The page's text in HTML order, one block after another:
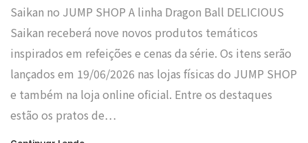
Saikan no JUMP SHOP A linha Dragon Ball DELICIOUS
Saikan receberá nove novos produtos temáticos
inspirados em refeições e cenas da série. Os itens serão
lançados em 19/06/2026 nas lojas físicas do JUMP SHOP
e também na loja online oficial. Entre os destaques
estão os pratos de…